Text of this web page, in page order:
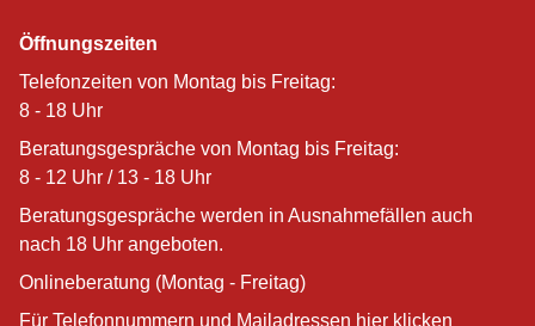
Öffnungszeiten
Telefonzeiten von Montag bis Freitag:
8 - 18 Uhr
Beratungsgespräche von Montag bis Freitag:
8 - 12 Uhr / 13 - 18 Uhr
Beratungsgespräche werden in Ausnahmefällen auch
nach 18 Uhr angeboten.
Onlineberatung (Montag - Freitag)
Für Telefonnummern und Mailadressen hier klicken